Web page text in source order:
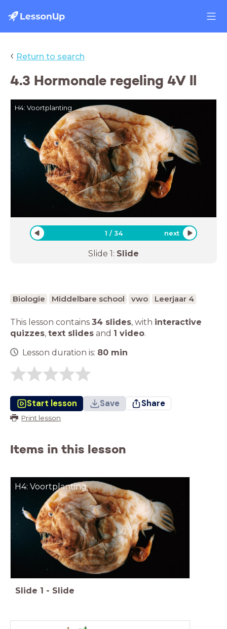
‹ Return to search
4.3 Hormonale regeling 4V ll
H4: Voortplanting
1 /34 next
Slide 1: Slide
Biologie Middelbare school vwo Leerjaar 4
This lesson contains 34 slides, with interactive
quizzes, text slides and 1 video.
Lesson duration is: 80 min
Start lesson Save Share
Print lesson
Items in this lesson
H4: Voortplanting
Slide 1 - Slide